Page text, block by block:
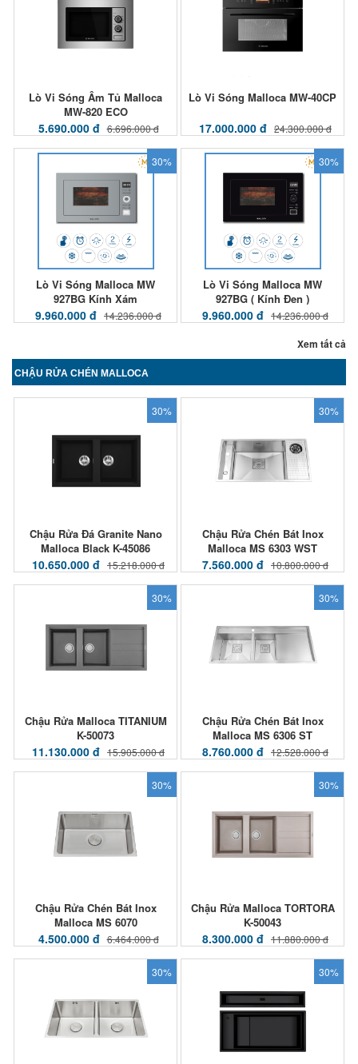
Lò Vi Sóng Âm Tủ Malloca
MW-820 ECO
5.690.000 đ 6.696.000 đ
Lò Vi Sóng Malloca MW-40CP
17.000.000 đ 24.300.000 đ
30%
Lò Vi Sóng Malloca MW
927BG Kính Xám
9.960.000 đ 14.236.000 đ
30%
Lò Vi Sóng Malloca MW
927BG ( Kính Đen )
9.960.000 đ 14.236.000 đ
Xem tất cả
CHẬU RỬA CHÉN MALLOCA
30%
Chậu Rửa Đá Granite Nano
Malloca Black K-45086
10.650.000 đ 15.218.000 đ
30%
Chậu Rửa Chén Bát Inox
Malloca MS 6303 WST
7.560.000 đ 10.800.000 đ
30%
Chậu Rửa Malloca TITANIUM
K-50073
11.130.000 đ 15.905.000 đ
30%
Chậu Rửa Chén Bát Inox
Malloca MS 6306 ST
8.760.000 đ 12.528.000 đ
30%
Chậu Rửa Chén Bát Inox
Malloca MS 6070
4.500.000 đ 6.464.000 đ
30%
Chậu Rửa Malloca TORTORA
K-50043
8.300.000 đ 11.880.000 đ
30% 30%